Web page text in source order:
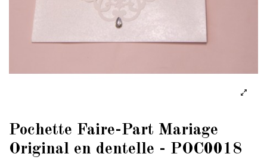
Pochette Faire-Part Mariage
Original en dentelle - POC0018